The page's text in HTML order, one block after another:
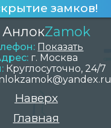
замков!
АнлокZamok
Показать
г. Москва
Круглосуточно, 24/7
Наверх
Главная